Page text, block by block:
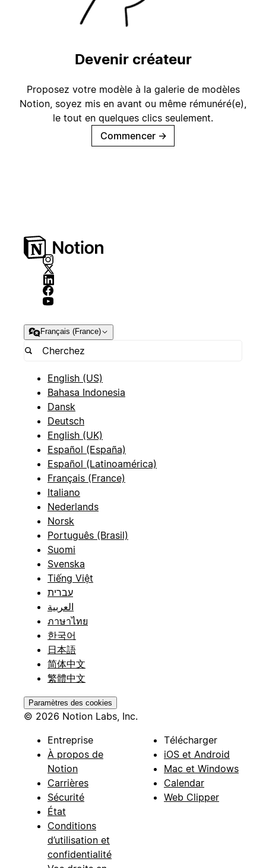
Devenir créateur
Proposez votre modèle à la galerie de modèles
Notion, soyez mis en avant ou même rémunéré(e),
le tout en quelques clics seulement.
Commencer →
Français (France)
English (US)
Bahasa Indonesia
Dansk
Deutsch
English (UK)
Español (España)
Español (Latinoamérica)
Français (France)
Italiano
Nederlands
Norsk
Português (Brasil)
Suomi
Svenska
Tiếng Việt
עברית
العربية
ภาษาไทย
한국어
日本語
简体中文
繁體中文
Paramètres des cookies
© 2026 Notion Labs, Inc.
Entreprise
À propos de
Notion
Carrières
Sécurité
État
Conditions
d’utilisation et
confidentialité
Télécharger
iOS et Android
Mac et Windows
Calendar
Web Clipper